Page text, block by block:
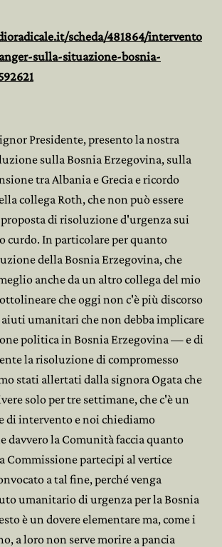
scheda/481864/intervento
sulla-situazione-bosnia-
Presidente, presento la nostra
sulla Bosnia Erzegovina, sulla
tra Albania e Grecia e ricordo
collega Roth, che non può essere
proposta di risoluzione d'urgenza sui
curdo. In particolare per quanto
della Bosnia Erzegovina, che
anche da un altro collega del mio
che oggi non c'è più discorso
umanitari che non debba implicare
politica in Bosnia Erzegovina — e di
la risoluzione di compromesso
stati allertati dalla signora Ogata che
solo per tre settimane, che c'è un
di intervento e noi chiediamo
davvero la Comunità faccia quanto
Commissione partecipi al vertice
a tal fine, perché venga
umanitario di urgenza per la Bosnia
è un dovere elementare ma, come i
a loro non serve morire a pancia